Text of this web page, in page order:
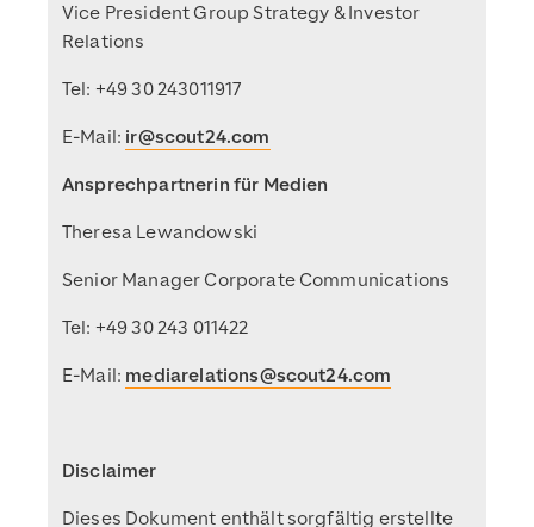
Vice President Group Strategy & Investor
Relations
Tel: +49 30 243011917
E-Mail: ir@scout24.com
Ansprechpartnerin für Medien
Theresa Lewandowski
Senior Manager Corporate Communications
Tel: +49 30 243 011422
E-Mail: mediarelations@scout24.com
Disclaimer
Dieses Dokument enthält sorgfältig erstellte